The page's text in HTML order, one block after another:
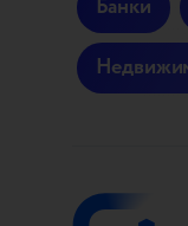
Банки